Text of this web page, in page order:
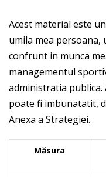
Acest material este
umila mea persoana,
confrunt in munca
managementul
administratia publica.
poate fi imbunatatit,
Anexa a Strategiei.
Măsura